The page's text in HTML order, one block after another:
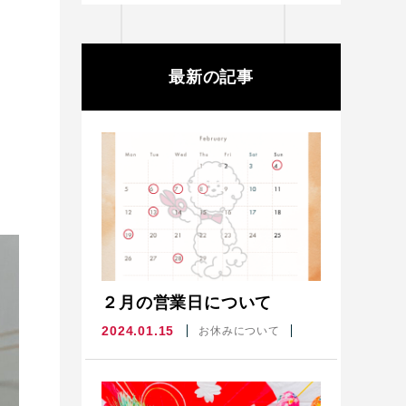
最新の記事
２月の営業日について
2024.01.15 お休みについて